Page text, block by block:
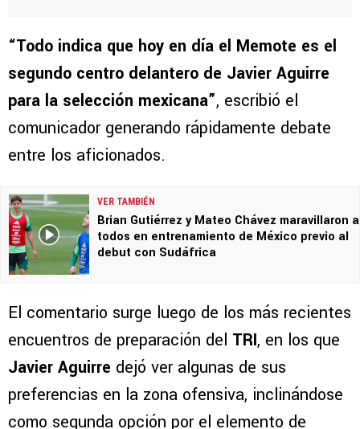
“Todo indica que hoy en día el Memote es el
segundo centro delantero de Javier Aguirre
para la selección mexicana”, escribió el
comunicador generando rápidamente debate
entre los aficionados.
VER TAMBIÉN
Brian Gutiérrez y Mateo Chávez maravillaron a
todos en entrenamiento de México previo al
debut con Sudáfrica
El comentario surge luego de los más recientes
encuentros de preparación del TRI, en los que
Javier Aguirre dejó ver algunas de sus
preferencias en la zona ofensiva, inclinándose
como segunda opción por el elemento de